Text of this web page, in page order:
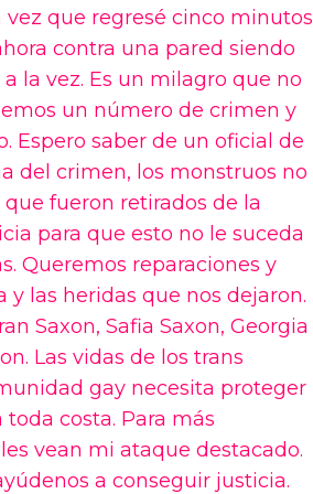
vez que regresé cinco minutos
contra una pared siendo
la vez. Es un milagro que no
un número de crimen y
Espero saber de un oficial de
del crimen, los monstruos no
fueron retirados de la
para que esto no le suceda
Queremos reparaciones y
las heridas que nos dejaron.
Saxon, Safia Saxon, Georgia
Las vidas de los trans
gay necesita proteger
costa. Para más
vean mi ataque destacado.
a conseguir justicia.